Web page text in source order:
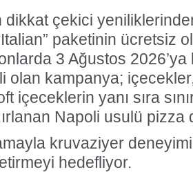
dikkat çekici
paketinin ücretsiz
3 Ağustos 2026’ya
olan kampanya;
içeceklerin yanı sıra
Napoli usulü pizza
kruvaziyer
hedefliyor.